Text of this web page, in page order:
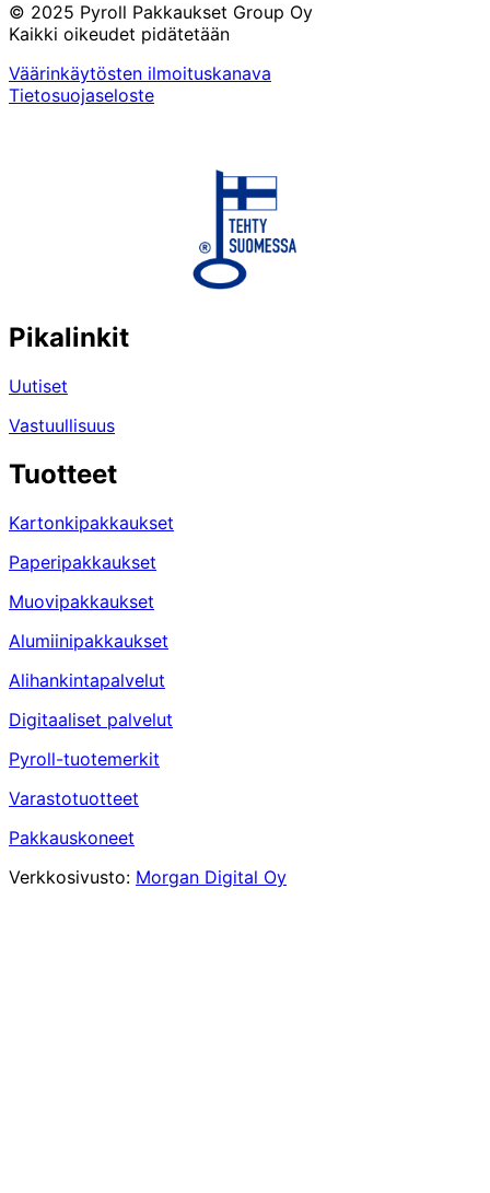
© 2025 Pyroll Pakkaukset Group Oy
Kaikki oikeudet pidätetään
Väärinkäytösten ilmoituskanava
Tietosuojaseloste
Pikalinkit
Uutiset
Vastuullisuus
Tuotteet
Kartonkipakkaukset
Paperipakkaukset
Muovipakkaukset
Alumiinipakkaukset
Alihankintapalvelut
Digitaaliset palvelut
Pyroll-tuotemerkit
Varastotuotteet
Pakkauskoneet
Verkkosivusto: Morgan Digital Oy